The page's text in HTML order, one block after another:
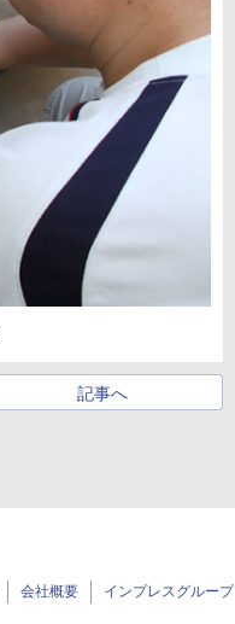
記事へ
会社概要 インプレスグループ